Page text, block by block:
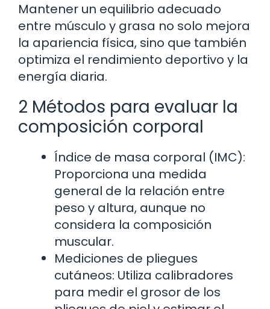
Mantener un equilibrio adecuado
entre músculo y grasa no solo mejora
la apariencia física, sino que también
optimiza el rendimiento deportivo y la
energía diaria.
2 Métodos para evaluar la
composición corporal
Índice de masa corporal (IMC):
Proporciona una medida
general de la relación entre
peso y altura, aunque no
considera la composición
muscular.
Mediciones de pliegues
cutáneos: Utiliza calibradores
para medir el grosor de los